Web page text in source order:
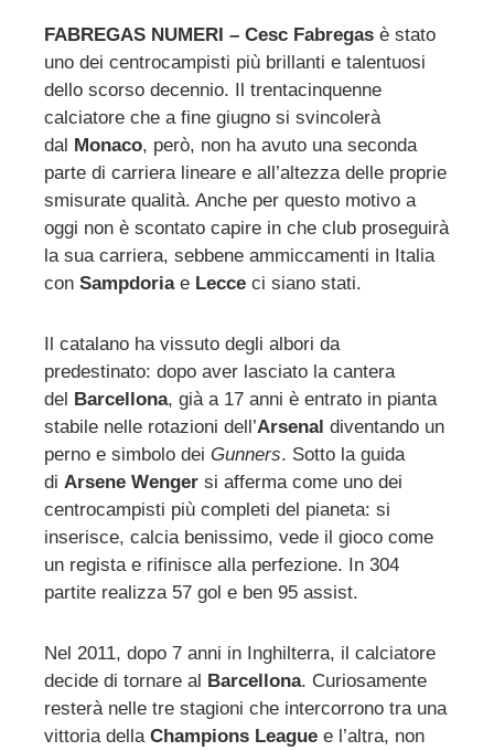
FABREGAS NUMERI – Cesc Fabregas è stato
uno dei centrocampisti più brillanti e talentuosi
dello scorso decennio. Il trentacinquenne
calciatore che a fine giugno si svincolerà
dal Monaco, però, non ha avuto una seconda
parte di carriera lineare e all’altezza delle proprie
smisurate qualità. Anche per questo motivo a
oggi non è scontato capire in che club proseguirà
la sua carriera, sebbene ammiccamenti in Italia
con Sampdoria e Lecce ci siano stati.
Il catalano ha vissuto degli albori da
predestinato: dopo aver lasciato la cantera
del Barcellona, già a 17 anni è entrato in pianta
stabile nelle rotazioni dell’Arsenal diventando un
perno e simbolo dei Gunners. Sotto la guida
di Arsene Wenger si afferma come uno dei
centrocampisti più completi del pianeta: si
inserisce, calcia benissimo, vede il gioco come
un regista e rifinisce alla perfezione. In 304
partite realizza 57 gol e ben 95 assist.
Nel 2011, dopo 7 anni in Inghilterra, il calciatore
decide di tornare al Barcellona. Curiosamente
resterà nelle tre stagioni che intercorrono tra una
vittoria della Champions League e l’altra, non